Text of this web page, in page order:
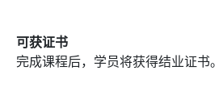
可获证书
完成课程后，学员将获得结业证书。